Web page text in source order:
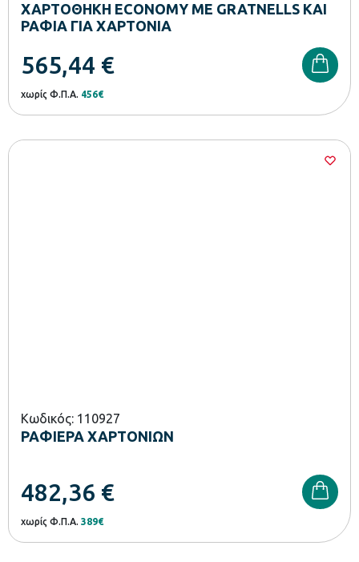
ΧΑΡΤΟΘΗΚΗ ECONOMY ΜΕ GRATNELLS ΚΑΙ
ΡΑΦΙΑ ΓΙΑ ΧΑΡΤΟΝΙΑ
565,44 €
χωρίς Φ.Π.Α. 456€
Κωδικός: 110927
ΡΑΦΙΕΡΑ ΧΑΡΤΟΝΙΩΝ
482,36 €
χωρίς Φ.Π.Α. 389€